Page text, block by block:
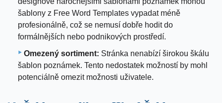
šablony z Free Word Templates vypadat méně
profesionálně, což se nemusí dobře hodit do
formálnějších nebo podnikových prostředí.
Omezený sortiment: Stránka nenabízí širokou škálu
šablon poznámek. Tento nedostatek možností by mohl
potenciálně omezit možnosti uživatele.